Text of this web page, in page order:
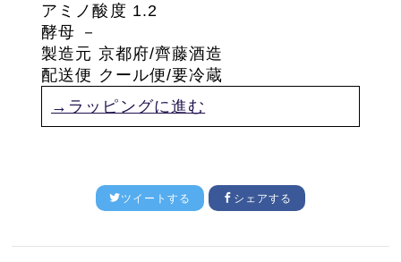
アミノ酸度 1.2
酵母 －
製造元 京都府/齊藤酒造
配送便 クール便/要冷蔵
→ラッピングに進む
ツイートする シェアする